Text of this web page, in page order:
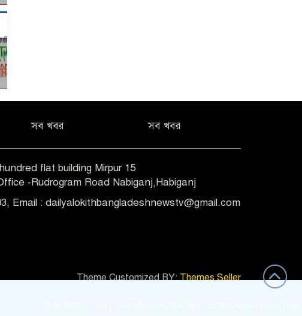
সব খবর সব খবর
flat building Mirpur 15
-Rudrogram Road Nabiganj,Habiganj
Email : dailyalokithbangladeshnewstv@gmail.com
Theme Customized BY:Themes Seller